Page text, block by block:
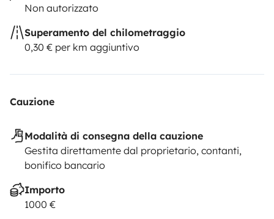
Non autorizzato
Superamento del chilometraggio
0,30 € per km aggiuntivo
Cauzione
Modalità di consegna della cauzione
Gestita direttamente dal proprietario, contanti,
bonifico bancario
Importo
1000 €